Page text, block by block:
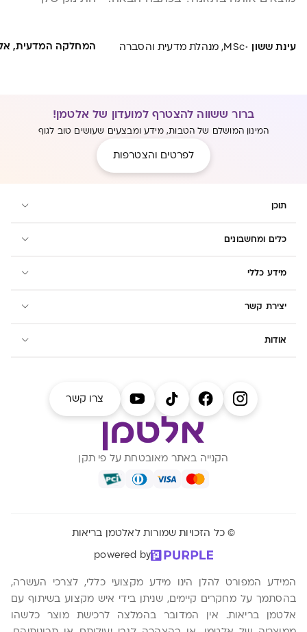
עינת ששון ·MSc, מנהלת מדעית והסברה המחלקה המדעית,
ברור ששווה להצטרף למועדון של אלטמן!
המינון המושלם של הטבות, מידע ומבצעים שעושים טוב לגוף
לפרטים והצטרפות
תוכן
כלים ומחשבונים
מידע כללי
יצירת קשר
אודות
צרו קשר
הקנייה באתר מאובטחת על פי תקן
© כל הזכויות שמורות לאלטמן בריאות
powered by
המידע המפורט להלן הינו מידע מקצועי כללי, לצרכי העשרה,
בהסתמך על מחקרים קיימים, שניתן בידי איש מקצוע בשיתוף עם
אלטמן בריאות. אין המדובר בהמלצה לרכישת מוצר כלשהו